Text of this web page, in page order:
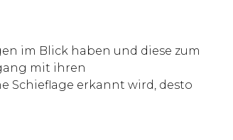
im Blick haben und diese zum
mit ihren
Schieflage erkannt wird, desto